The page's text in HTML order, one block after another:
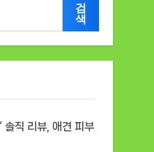
검
색
솔직 리뷰, 애견 피부